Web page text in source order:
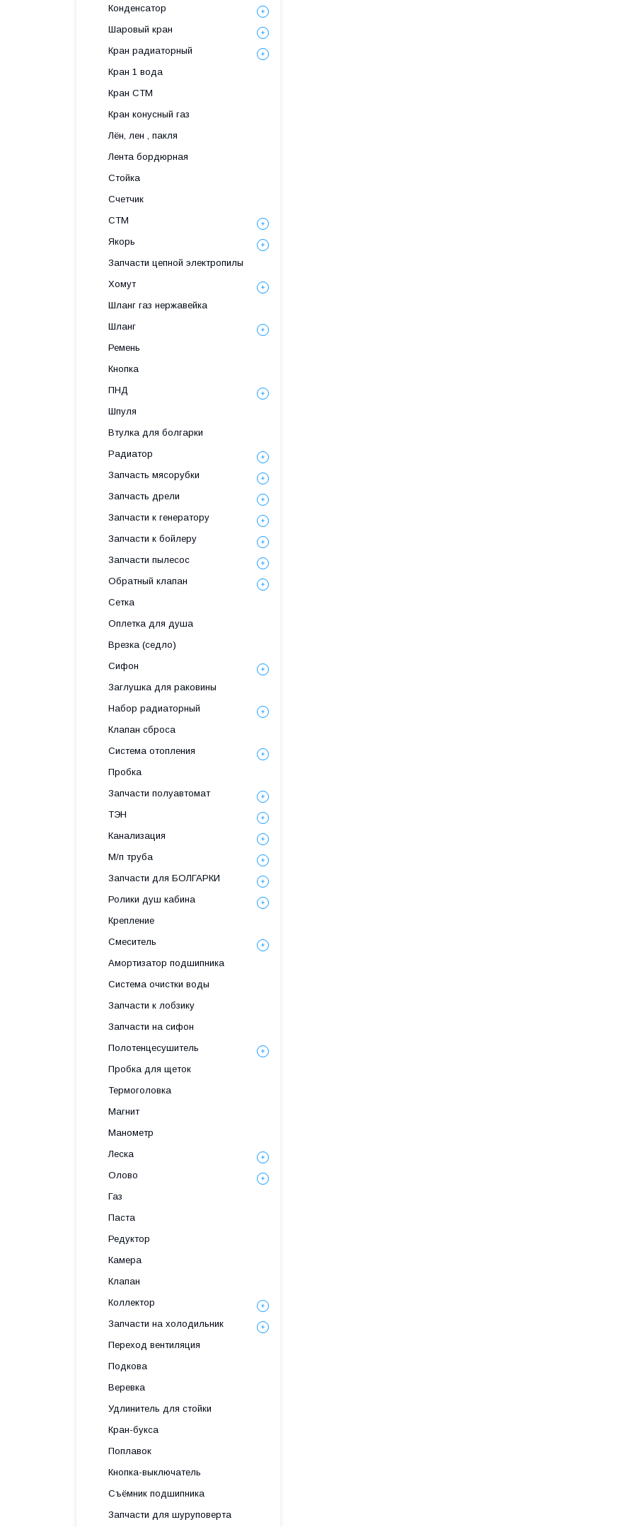
Конденсатор
Шаровый кран
Кран радиаторный
Кран 1 вода
Кран СТМ
Кран конусный газ
Лён, лен , пакля
Лента бордюрная
Стойка
Счетчик
СТМ
Якорь
Запчасти цепной электропилы
Хомут
Шланг газ нержавейка
Шланг
Ремень
Кнопка
ПНД
Шпуля
Втулка для болгарки
Радиатор
Запчасть мясорубки
Запчасть дрели
Запчасти к генератору
Запчасти к бойлеру
Запчасти пылесос
Обратный клапан
Сетка
Оплетка для душа
Врезка (седло)
Сифон
Заглушка для раковины
Набор радиаторный
Клапан сброса
Система отопления
Пробка
Запчасти полуавтомат
ТЭН
Канализация
М/п труба
Запчасти для БОЛГАРКИ
Ролики душ кабина
Крепление
Смеситель
Амортизатор подшипника
Система очистки воды
Запчасти к лобзику
Запчасти на сифон
Полотенцесушитель
Пробка для щеток
Термоголовка
Магнит
Манометр
Леска
Олово
Газ
Паста
Редуктор
Камера
Клапан
Коллектор
Запчасти на холодильник
Переход вентиляция
Подкова
Веревка
Удлинитель для стойки
Кран-букса
Поплавок
Кнопка-выключатель
Съёмник подшипника
Запчасти для шуруповерта